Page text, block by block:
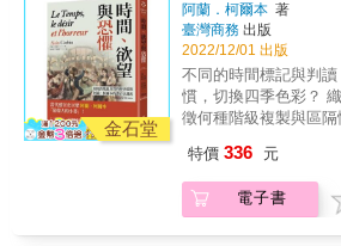
（quarantine）而非「
海域， 為的是避免踩
圍城戰」歷史痛點，以
「karantin」是否即危
索上的譯者》不僅放眼
圍，也穿梭於歷史上
險活動等領域，翻譯
至翻轉局勢。這是一部
界，同時也令人大開
能發現藏身檯面下的關
視」；大戰尾聲的美、
轉圜。 👲清末中國面對西方叩關要求貿易、傳
教，由此而生頻繁衝
排外情緒。 庚子拳亂
作的華人譯者是中國
是外國人的救星？又
灑戰場？ ㊙希特勒曾不斷拉攏西班牙獨裁者佛
搪塞，不正面回應。
西班牙正式表態入夥。
特勒希望， 但佛朗哥
金石堂
史講義
阿蘭．柯爾本 著
臺灣商務 出版
2022/12/01 出版
不同的時間標記與判
慣，切換四季色彩？ 織品麻布的繽紛紋路，象
徵何種階級複製與區隔慣俗？ 家
級的特洛伊木馬」？ 首都巴黎，如何從大革命
的人頭滿地，幻化為美
代感官史巨擘阿蘭‧柯
特價 336 元
電子書